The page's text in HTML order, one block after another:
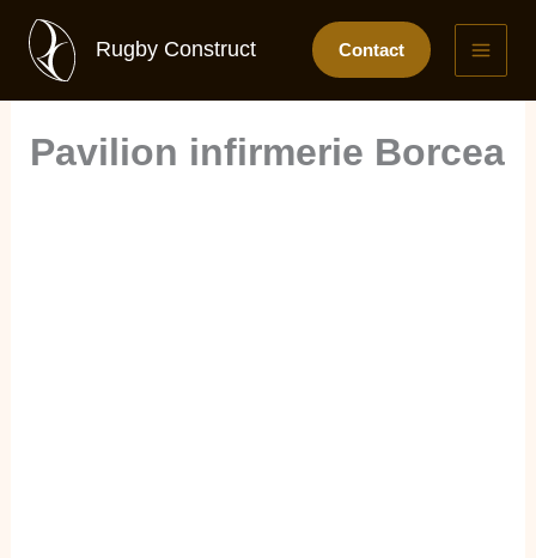
content
Rugby Construct Contact
Pavilion infirmerie Borcea